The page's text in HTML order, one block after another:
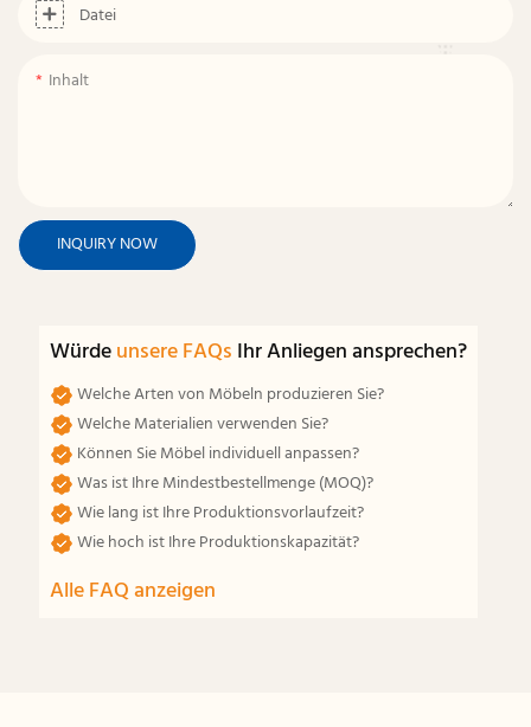
Datei
Inhalt
INQUIRY NOW
Würdeunsere FAQs Ihr Anliegen ansprechen?
Welche Arten von Möbeln produzieren Sie?
Welche Materialien verwenden Sie?
Können Sie Möbel individuell anpassen?
Was ist Ihre Mindestbestellmenge (MOQ)?
Wie lang ist Ihre Produktionsvorlaufzeit?
Wie hoch ist Ihre Produktionskapazität?
Alle FAQ anzeigen